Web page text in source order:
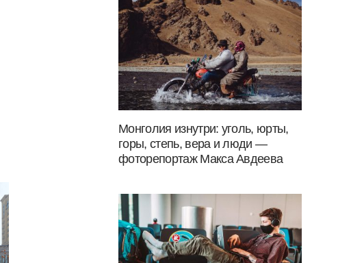
Монголия изнутри: уголь, юрты,
горы, степь, вера и люди —
фоторепортаж Макса Авдеева